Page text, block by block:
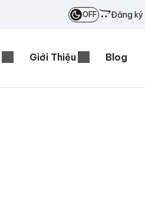
OFF Đăng ký
Giới Thiệu Blog